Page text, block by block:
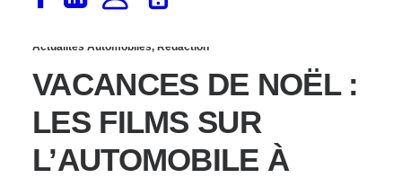
Actualités Automobiles, Rédaction
VACANCES DE NOËL :
LES FILMS SUR
L’AUTOMOBILE À